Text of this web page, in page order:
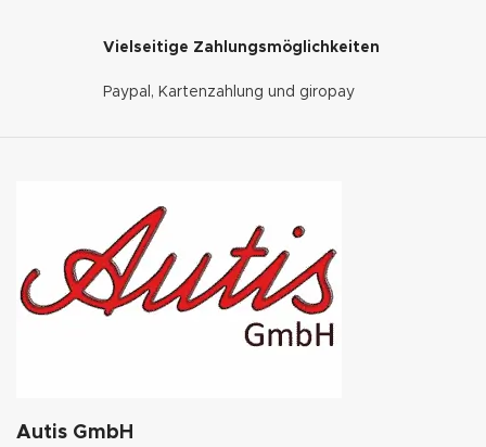
Vielseitige Zahlungsmöglichkeiten
Paypal, Kartenzahlung und giropay
Autis GmbH